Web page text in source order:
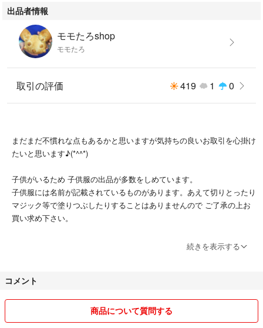
出品者情報
モモたろshop
モモたろ
取引の評価 419 1 0
まだまだ不慣れな点もあるかと思いますが気持ちの良いお取引を心掛け
たいと思います♪(*^^*)
子供がいるため 子供服の出品が多数をしめています。
子供服には名前が記載されているものがあります。あえて切りとったり
マジック等で塗りつぶしたりすることはありませんので ご了承の上お
買い求め下さい。
夜・週末も仕事をしております。
続きを表示する
コメント
商品について質問する